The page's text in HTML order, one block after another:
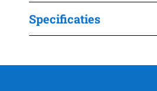
Specificaties